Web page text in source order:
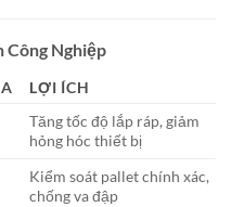
Công Nghiệp
LỢI ÍCH
Tăng tốc độ lắp ráp, giảm
hỏng hóc thiết bị
Kiểm soát pallet chính xác,
chống va đập